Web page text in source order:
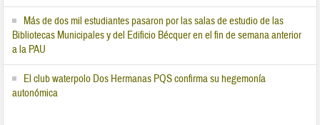
Más de dos mil estudiantes pasaron por las salas de estudio de las
Bibliotecas Municipales y del Edificio Bécquer en el fin de semana anterior
a la PAU
El club waterpolo Dos Hermanas PQS confirma su hegemonía
autonómica